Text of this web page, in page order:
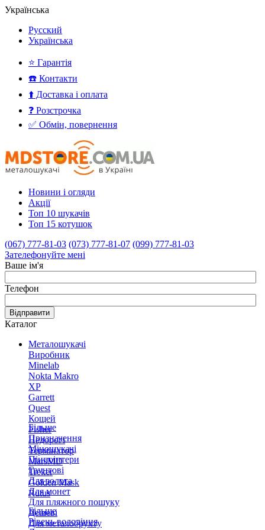
Українська
Русский
Українська
⭐ Гарантія
☎️ Контакти
⬆️ Доставка і оплата
❓ Розстрочка
✅ Обмін, повернення
Новини і огляди
Акції
Топ 10 шукачів
Топ 15 котушок
(067) 777-81-03 (073) 777-81-07 (099) 777-81-03
Зателефонуйте мені
Ваше ім'я
Телефон
Відправити
Каталог
Металошукачі
Виробник
Minelab
Nokta Makro
XP
Garrett
Quest
Кощей
Fisher
Недорогі
Термінатор
MarsMD
Treker
Golden Mask
Rutus
Більше
Призначення
Міношукачі
Пінпоінтери
Грунтові
Для золота
Для монет
Для пляжного пошуку
Дешеві
Для металобрухту
Більше
Рівень володіння